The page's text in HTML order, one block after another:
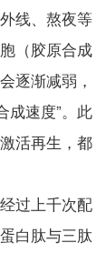
线、熬夜等
（胶原合成
逐渐减弱，
成速度”。此
活再生，都
过上千次配
白肽与三肽